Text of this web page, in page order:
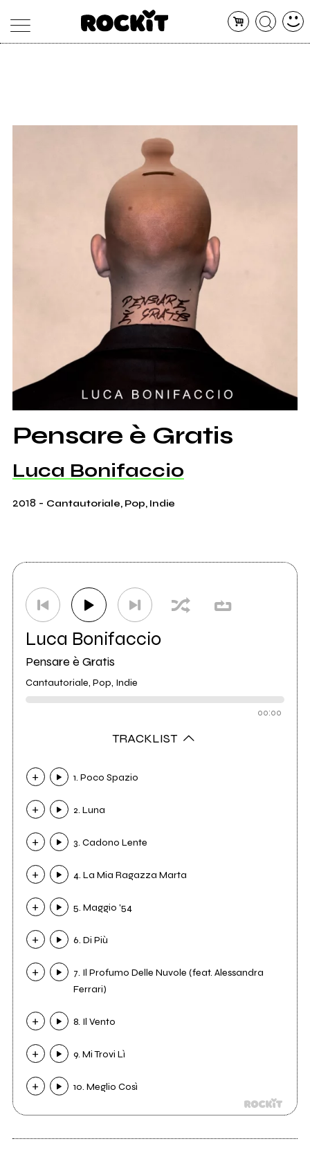
ARTISTI
CONCERTI
Pensare è Gratis
Luca Bonifaccio
2018 - Cantautoriale, Pop, Indie
Luca Bonifaccio
Pensare è Gratis
Cantautoriale, Pop, Indie
00:00
TRACKLIST
1. Poco Spazio
2. Luna
3. Cadono Lente
4. La Mia Ragazza Marta
5. Maggio '54
6. Di Più
7. Il Profumo Delle Nuvole (feat. Alessandra
Ferrari)
8. Il Vento
9. Mi Trovi Lì
10. Meglio Così